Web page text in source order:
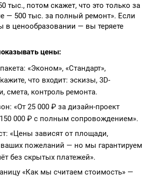
тыс., потом скажет, что это только за
— 500 тыс. за полный ремонт». Если
в ценообразовании — вы теряете
цены:
«Эконом», «Стандарт»,
что входит: эскизы, 3D-
смета, контроль ремонта.
«От 25 000 ₽ за дизайн-проект
000 ₽ с полным сопровождением».
«Цены зависят от площади,
пожеланий — но мы гарантируем
без скрытых платежей».
«Как мы считаем стоимость» —